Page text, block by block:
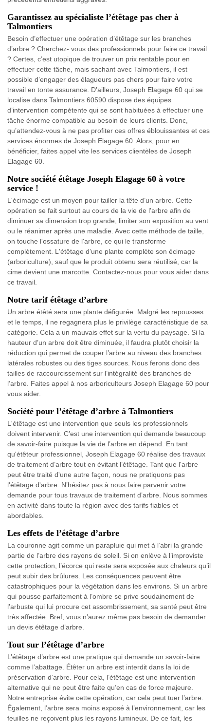
Garantissez au spécialiste l’étêtage pas cher à
Talmontiers
Besoin d’effectuer une opération d’étêtage sur les branches
d’arbre ? Cherchez- vous des professionnels pour faire ce travail
? Certes, c’est utopique de trouver un prix rentable pour en
effectuer cette tâche, mais sachant avec Talmontiers, il est
possible d’engager des élagueurs pas chers pour faire votre
travail en tonte assurance. D’ailleurs, Joseph Elagage 60 qui se
localise dans Talmontiers 60590 dispose des équipes
d’intervention compétente qui se sont habituées à effectuer une
tâche énorme compatible au besoin de leurs clients. Donc,
qu’attendez-vous à ne pas profiter ces offres éblouissantes et ces
services énormes de Joseph Elagage 60. Alors, pour en
bénéficier, faites appel vite les services clientèles de Joseph
Elagage 60.
Notre société étêtage Joseph Elagage 60 à votre
service !
L'écimage est un moyen pour tailler la tête d’un arbre. Cette
opération se fait surtout au cours de la vie de l'arbre afin de
diminuer sa dimension trop grande, limiter son exposition au vent
ou le réanimer après une maladie. Avec cette méthode de taille,
on touche l'ossature de l'arbre, ce qui le transforme
complètement. L'étêtage d'une plante complète son écimage
(arboriculture), sauf que le produit obtenu sera réutilisé, car la
cime devient une marcotte. Contactez-nous pour vous aider dans
ce travail.
Notre tarif étêtage d’arbre
Un arbre étêté sera une plante défigurée. Malgré les repousses
et le temps, il ne regagnera plus le privilège caractéristique de sa
catégorie. Cela a un mauvais effet sur la vertu du paysage. Si la
hauteur d’un arbre doit être diminuée, il faudra plutôt choisir la
réduction qui permet de couper l’arbre au niveau des branches
latérales robustes ou des tiges sources. Nous ferons donc des
tailles de raccourcissement sur l’intégralité des branches de
l’arbre. Faites appel à nos arboriculteurs Joseph Elagage 60 pour
vous aider.
Société pour l’étêtage d’arbre à Talmontiers
L'étêtage est une intervention que seuls les professionnels
doivent intervenir. C’est une intervention qui demande beaucoup
de savoir-faire puisque la vie de l’arbre en dépend. En tant
qu'étêteur professionnel, Joseph Elagage 60 réalise des travaux
de traitement d’arbre tout en évitant l’étêtage. Tant que l'arbre
peut être traité d'une autre façon, nous ne pratiquons pas
l'étêtage d'arbre. N’hésitez pas à nous faire parvenir votre
demande pour tous travaux de traitement d’arbre. Nous sommes
en activité dans toute la région avec des tarifs fiables et
abordables.
Les effets de l’étêtage d’arbre
La couronne agit comme un parapluie qui met à l’abri la grande
partie de l’arbre des rayons de soleil. Si on enlève à l’improviste
cette protection, l’écorce qui reste sera exposée aux chaleurs qu’il
peut subir des brûlures. Les conséquences peuvent être
catastrophiques pour la végétation dans les environs. Si un arbre
qui pousse parfaitement à l’ombre se prive soudainement de
l’arbuste qui lui procure cet assombrissement, sa santé peut être
très affectée. Bref, vous n’aurez même pas besoin de demander
un devis étêtage d’arbre.
Tout sur l’étêtage d’arbre
L’étêtage d’arbre est une pratique qui demande un savoir-faire
comme l’abattage. Étêter un arbre est interdit dans la loi de
préservation d’arbre. Pour cela, l’étêtage est une intervention
alternative qui ne peut être faite qu’en cas de force majeure.
Notre entreprise évite cette opération, car cela peut tuer l’arbre.
Également, l’arbre sera moins exposé à l’environnement, car les
feuilles ne reçoivent plus les rayons lumineux. De ce fait, les